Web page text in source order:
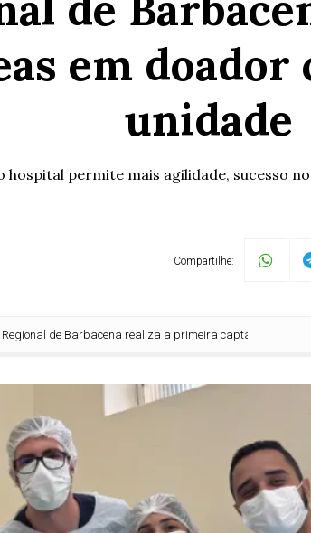
em
unidade
permite mais agilidade, sucesso
Compartilhe:
de Barbacena realiza a primeira captação de córneas em